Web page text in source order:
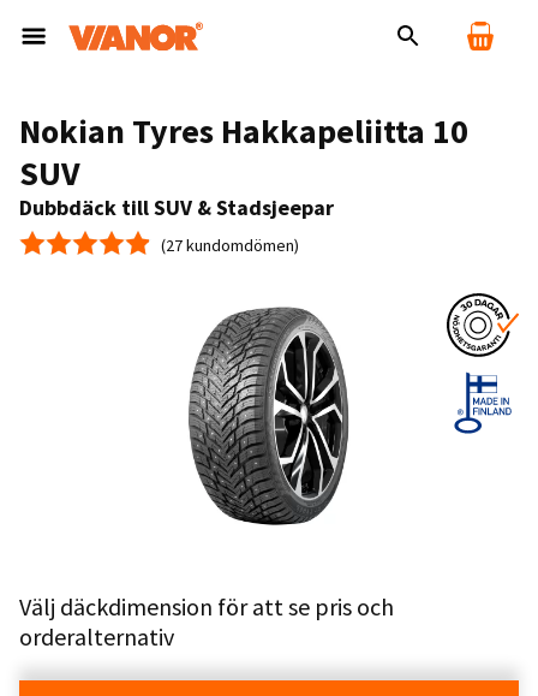
Nokian Tyres Hakkapeliitta 10
SUV
Dubbdäck till SUV & Stadsjeepar
Medelbetyg 4.9 (27 kundomdömen)
Välj däckdimension för att se pris och
orderalternativ